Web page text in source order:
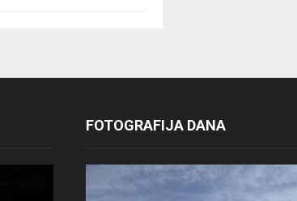
FOTOGRAFIJA DANA